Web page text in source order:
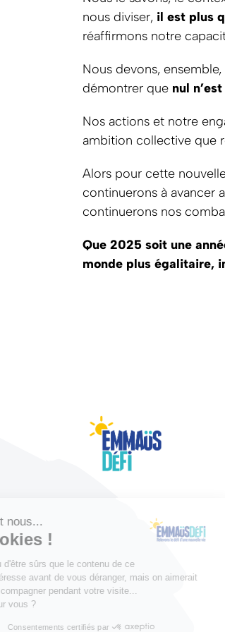
nous diviser, il est plus
réaffirmons notre
Nous devons,
démontrer que nul
Nos actions et notre
ambition collective que
Alors pour cette
continuerons à avancer
continuerons nos
Que 2025 soit une
monde plus égalitaire,